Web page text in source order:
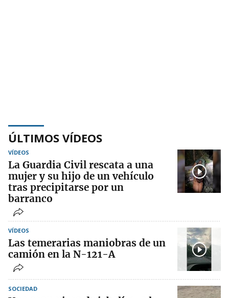
ÚLTIMOS VÍDEOS
VÍDEOS
La Guardia Civil rescata a una
mujer y su hijo de un vehículo
tras precipitarse por un
barranco
VÍDEOS
Las temerarias maniobras de un
camión en la N-121-A
SOCIEDAD